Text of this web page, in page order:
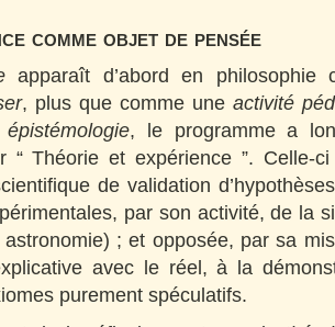
comme objet de pensée
apparaît d’abord en
, plus que comme une activité
épistémologie, le programme a
“ Théorie et expérience ”. Celle-
de validation
par son activité, de la
; et opposée, par sa
avec le réel, à la
purement spéculatifs.